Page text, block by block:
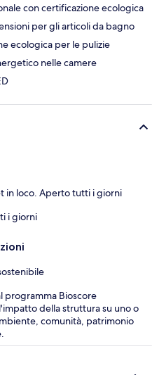
con certificazione ecologica
per gli articoli da bagno
ecologica per le pulizie
nelle camere
in loco. Aperto tutti i giorni
i giorni
programma Bioscore
della struttura su uno o
comunità, patrimonio